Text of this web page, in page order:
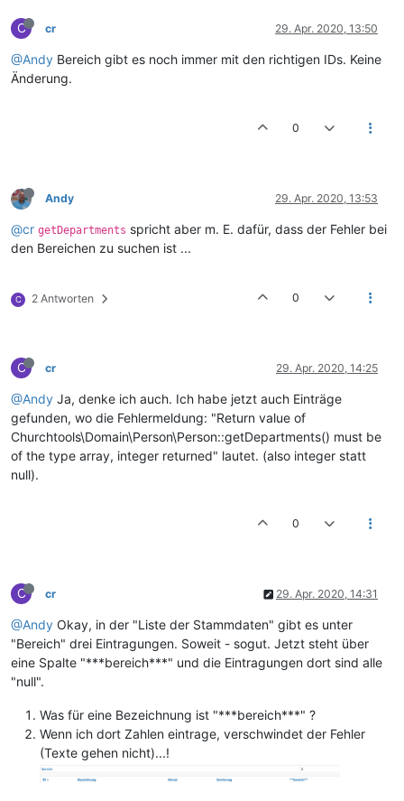
C cr 29. Apr. 2020, 13:50
@Andy Bereich gibt es noch immer mit den richtigen IDs. Keine
Änderung.
0
Andy 29. Apr. 2020, 13:53
@cr getDepartments spricht aber m. E. dafür, dass der Fehler bei
den Bereichen zu suchen ist ...
C 2 Antworten 0
C cr 29. Apr. 2020, 14:25
@Andy Ja, denke ich auch. Ich habe jetzt auch Einträge
gefunden, wo die Fehlermeldung: "Return value of
Churchtools\Domain\Person\Person::getDepartments() must be
of the type array, integer returned" lautet. (also integer statt
null).
0
C cr 29. Apr. 2020, 14:31
@Andy Okay, in der "Liste der Stammdaten" gibt es unter
"Bereich" drei Eintragungen. Soweit - sogut. Jetzt steht über
eine Spalte "***bereich***" und die Eintragungen dort sind alle
"null".
Was für eine Bezeichnung ist "***bereich***" ?
Wenn ich dort Zahlen eintrage, verschwindet der Fehler
(Texte gehen nicht)...!